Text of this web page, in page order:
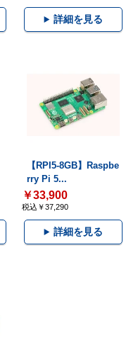
詳細を見る
【RPI5-8GB】Raspbe
rry Pi 5...
￥33,900
税込￥37,290
詳細を見る